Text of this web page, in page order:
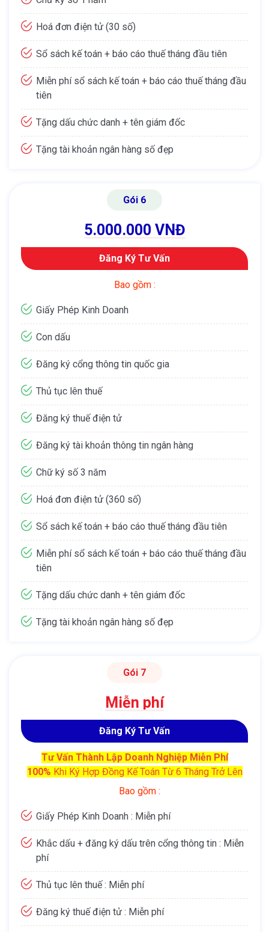
Hoá đơn điện tử (30 số)
Sổ sách kế toán + báo cáo thuế tháng đầu tiên
Miễn phí sổ sách kế toán + báo cáo thuế tháng đầu
tiên
Tặng dấu chức danh + tên giám đốc
Tặng tài khoản ngân hàng số đẹp
Gói 6
5.000.000 VNĐ
Đăng Ký Tư Vấn
Bao gồm :
Giấy Phép Kinh Doanh
Con dấu
Đăng ký cổng thông tin quốc gia
Thủ tục lên thuế
Đăng ký thuế điện tử
Đăng ký tài khoản thông tin ngân hàng
Chữ ký số 3 năm
Hoá đơn điện tử (360 số)
Sổ sách kế toán + báo cáo thuế tháng đầu tiên
Miễn phí sổ sách kế toán + báo cáo thuế tháng đầu
tiên
Tặng dấu chức danh + tên giám đốc
Tặng tài khoản ngân hàng số đẹp
Gói 7
Miễn phí
Đăng Ký Tư Vấn
Tư Vấn Thành Lập Doanh Nghiệp Miễn Phí
100% Khi Ký Hợp Đồng Kế Toán Từ 6 Tháng Trở Lên
Bao gồm :
Giấy Phép Kinh Doanh : Miễn phí
Khắc dấu + đăng ký dấu trên cổng thông tin : Miễn
phí
Thủ tục lên thuế : Miễn phí
Đăng ký thuế điện tử : Miễn phí